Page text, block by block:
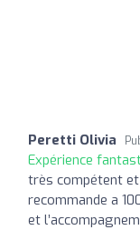
Peretti Olivia
Expérience
très compétent et
recommande a
et